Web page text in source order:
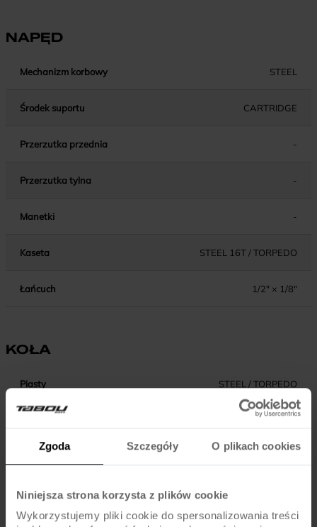
Zgoda Szczegóły O plikach cookies
Niniejsza strona korzysta z plików cookie
Wykorzystujemy pliki cookie do spersonalizowania treści
NAPĘD
Mechanizm korbowy STEEL
Środek suportu CARTRIDGE
Przerzutka przednia -
Przerzutka tylna -
Manetki -
Kaseta STEEL 16T / TORPEDO
Łańcuch 1/2" × 1/8"
KOŁA
Piasty STEEL / TORPEDO
ALU
Szprychy
Opony